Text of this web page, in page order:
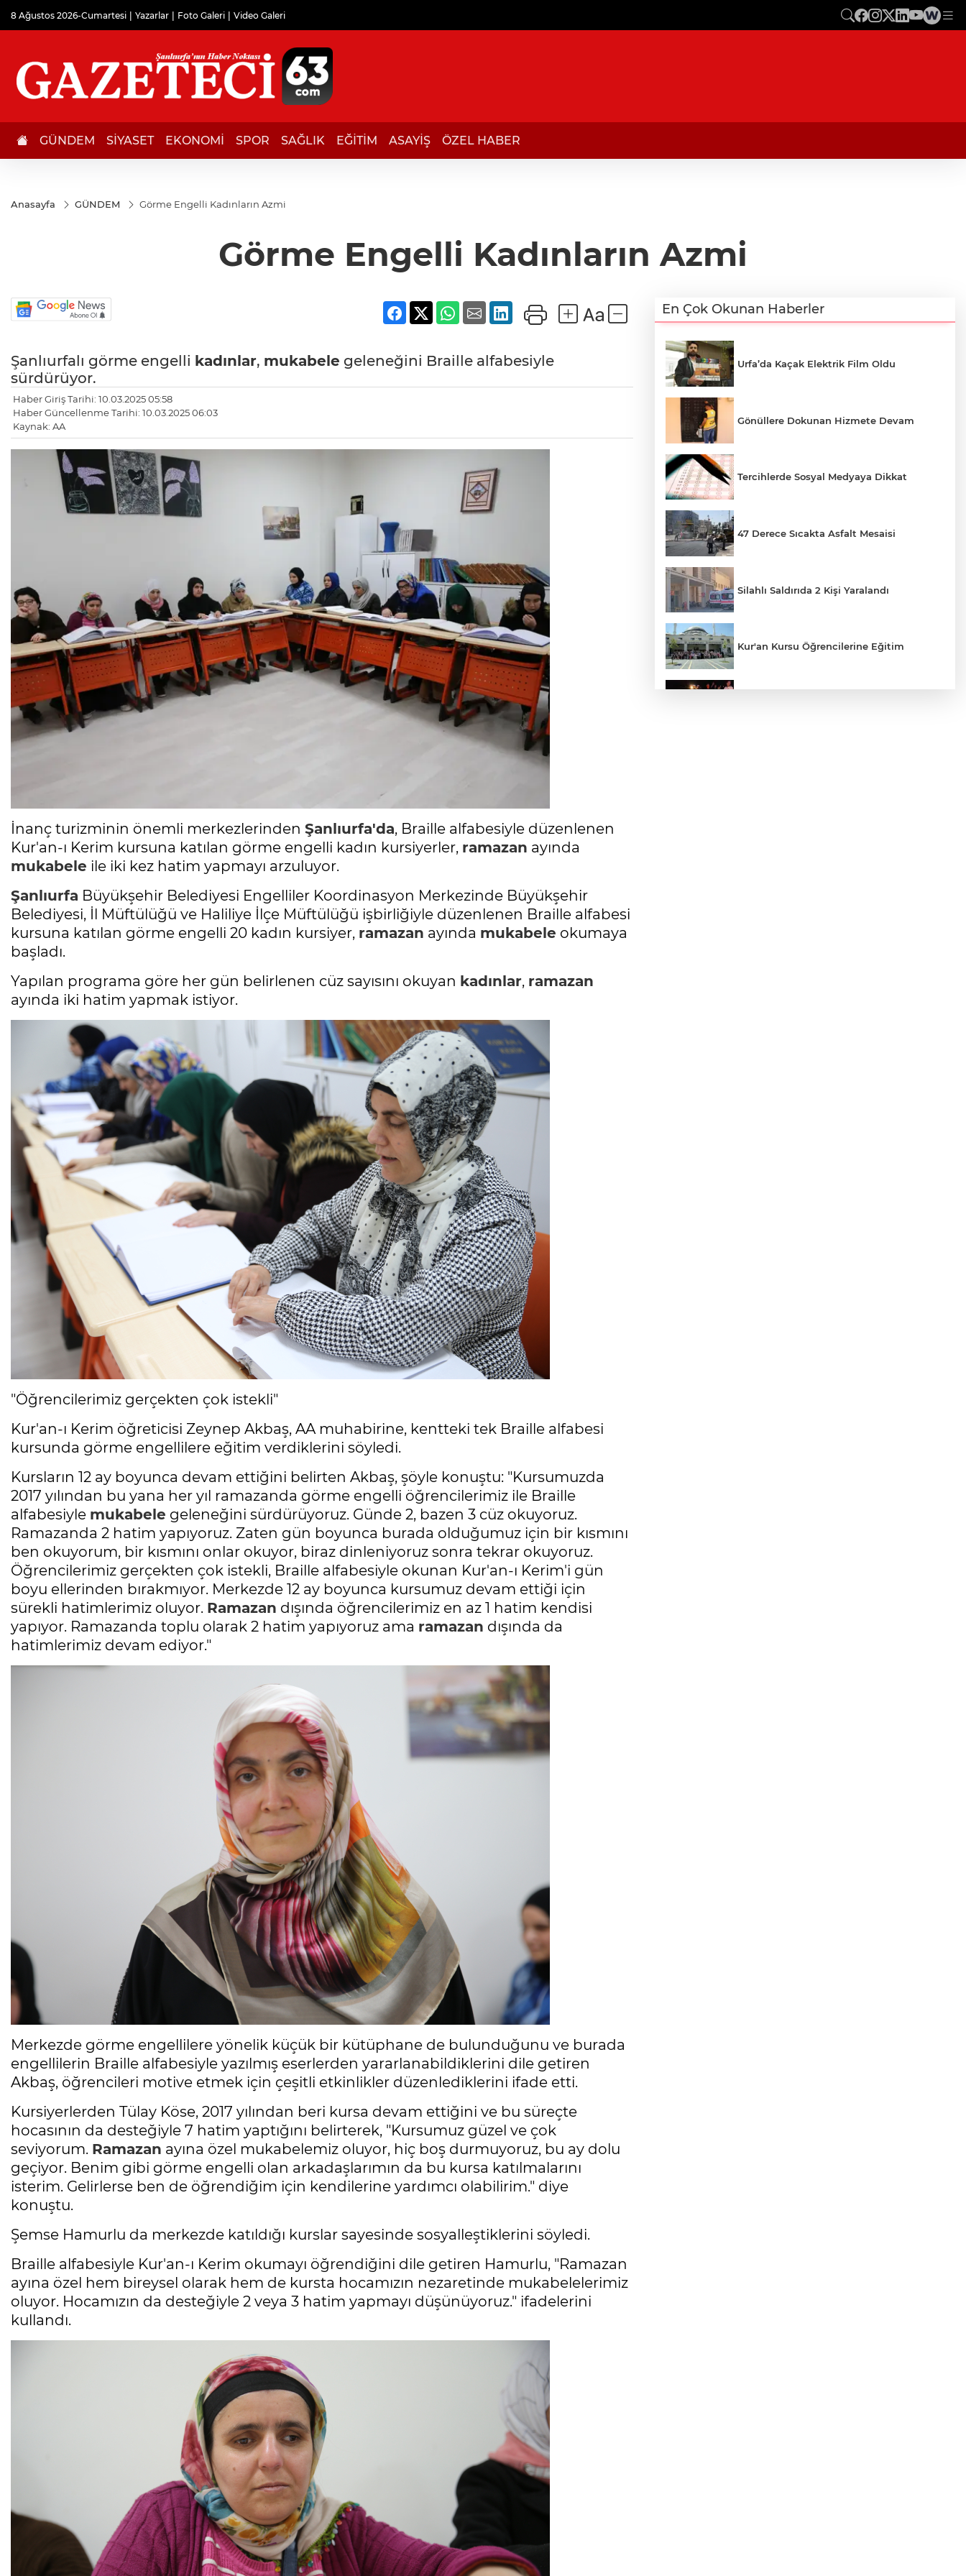
8 Ağustos 2026-Cumartesi Yazarlar Foto Galeri Video Galeri
GÜNDEM SİYASET EKONOMİ SPOR SAĞLIK EĞİTİM ASAYİŞ ÖZEL HABER
Anasayfa GÜNDEM Görme Engelli Kadınların Azmi
Görme Engelli Kadınların Azmi
Şanlıurfalı görme engelli kadınlar, mukabele geleneğini Braille alfabesiyle
sürdürüyor.
Haber Giriş Tarihi: 10.03.2025 05:58
Haber Güncellenme Tarihi: 10.03.2025 06:03
Kaynak: AA
İnanç turizminin önemli merkezlerinden Şanlıurfa'da, Braille alfabesiyle düzenlenen
Kur'an-ı Kerim kursuna katılan görme engelli kadın kursiyerler, ramazan ayında
mukabele ile iki kez hatim yapmayı arzuluyor.
Şanlıurfa Büyükşehir Belediyesi Engelliler Koordinasyon Merkezinde Büyükşehir
Belediyesi, İl Müftülüğü ve Haliliye İlçe Müftülüğü işbirliğiyle düzenlenen Braille alfabesi
kursuna katılan görme engelli 20 kadın kursiyer, ramazan ayında mukabele okumaya
başladı.
Yapılan programa göre her gün belirlenen cüz sayısını okuyan kadınlar, ramazan
ayında iki hatim yapmak istiyor.
"Öğrencilerimiz gerçekten çok istekli"
Kur'an-ı Kerim öğreticisi Zeynep Akbaş, AA muhabirine, kentteki tek Braille alfabesi
kursunda görme engellilere eğitim verdiklerini söyledi.
Kursların 12 ay boyunca devam ettiğini belirten Akbaş, şöyle konuştu: "Kursumuzda
2017 yılından bu yana her yıl ramazanda görme engelli öğrencilerimiz ile Braille
alfabesiyle mukabele geleneğini sürdürüyoruz. Günde 2, bazen 3 cüz okuyoruz.
Ramazanda 2 hatim yapıyoruz. Zaten gün boyunca burada olduğumuz için bir kısmını
ben okuyorum, bir kısmını onlar okuyor, biraz dinleniyoruz sonra tekrar okuyoruz.
Öğrencilerimiz gerçekten çok istekli, Braille alfabesiyle okunan Kur'an-ı Kerim'i gün
boyu ellerinden bırakmıyor. Merkezde 12 ay boyunca kursumuz devam ettiği için
sürekli hatimlerimiz oluyor. Ramazan dışında öğrencilerimiz en az 1 hatim kendisi
yapıyor. Ramazanda toplu olarak 2 hatim yapıyoruz ama ramazan dışında da
hatimlerimiz devam ediyor."
Merkezde görme engellilere yönelik küçük bir kütüphane de bulunduğunu ve burada
engellilerin Braille alfabesiyle yazılmış eserlerden yararlanabildiklerini dile getiren
Akbaş, öğrencileri motive etmek için çeşitli etkinlikler düzenlediklerini ifade etti.
Kursiyerlerden Tülay Köse, 2017 yılından beri kursa devam ettiğini ve bu süreçte
hocasının da desteğiyle 7 hatim yaptığını belirterek, "Kursumuz güzel ve çok
seviyorum. Ramazan ayına özel mukabelemiz oluyor, hiç boş durmuyoruz, bu ay dolu
geçiyor. Benim gibi görme engelli olan arkadaşlarımın da bu kursa katılmalarını
isterim. Gelirlerse ben de öğrendiğim için kendilerine yardımcı olabilirim." diye
konuştu.
Şemse Hamurlu da merkezde katıldığı kurslar sayesinde sosyalleştiklerini söyledi.
Braille alfabesiyle Kur'an-ı Kerim okumayı öğrendiğini dile getiren Hamurlu, "Ramazan
ayına özel hem bireysel olarak hem de kursta hocamızın nezaretinde mukabelelerimiz
oluyor. Hocamızın da desteğiyle 2 veya 3 hatim yapmayı düşünüyoruz." ifadelerini
kullandı.
En Çok Okunan Haberler
Urfa’da Kaçak Elektrik Film Oldu
Gönüllere Dokunan Hizmete Devam
Tercihlerde Sosyal Medyaya Dikkat
47 Derece Sıcakta Asfalt Mesaisi
Silahlı Saldırıda 2 Kişi Yaralandı
Kur'an Kursu Öğrencilerine Eğitim